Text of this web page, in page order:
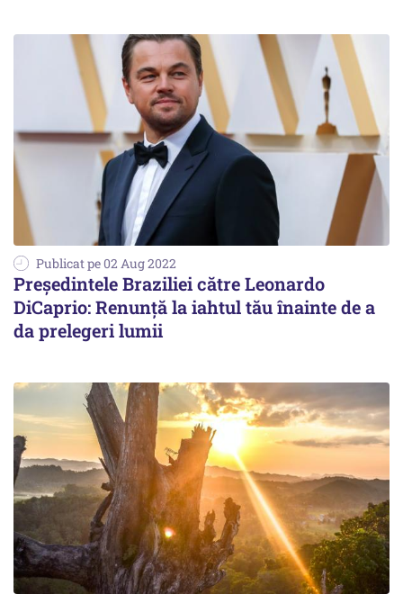
Publicat pe 02 Aug 2022
Președintele Braziliei către Leonardo
DiCaprio: Renunță la iahtul tău înainte de a
da prelegeri lumii